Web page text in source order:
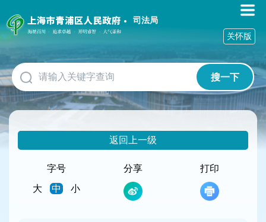
障
碍
作
说
明
跳
到
网
司法局
搜一下
关怀版
返回上一级
字号
大
中 小
分享 打印